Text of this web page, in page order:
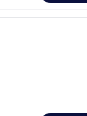
Bộ đồ